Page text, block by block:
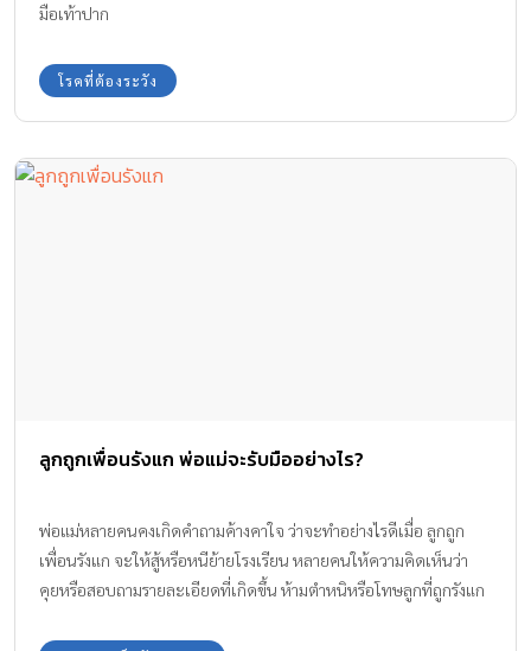
มือเท้าปาก
โรคที่ต้องระวัง
ลูกถูกเพื่อนรังแก พ่อแม่จะรับมืออย่างไร?
พ่อแม่หลายคนคงเกิดคำถามค้างคาใจ ว่าจะทำอย่างไรดีเมื่อ ลูกถูก
เพื่อนรังแก จะให้สู้หรือหนีย้ายโรงเรียน หลายคนให้ความคิดเห็นว่า
คุยหรือสอบถามรายละเอียดที่เกิดขึ้น ห้ามตำหนิหรือโทษลูกที่ถูกรังแก